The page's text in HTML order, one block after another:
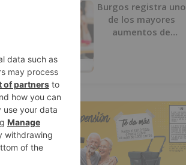
Burgos registra uno
de los mayores
aumentos de